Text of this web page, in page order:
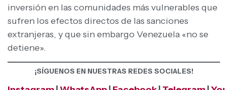
inversión en las comunidades más vulnerables que
sufren los efectos directos de las sanciones
extranjeras, y que sin embargo Venezuela «no se
detiene».
¡SÍGUENOS EN NUESTRAS REDES SOCIALES!